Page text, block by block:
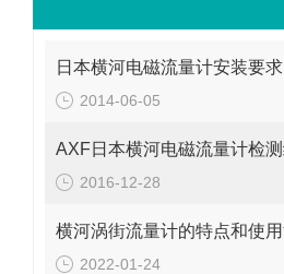
日本横河电磁流量计安装要求
2014-06-05
2016-12-28
2022-01-24